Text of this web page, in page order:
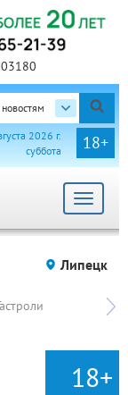
новостям
18+
2026 г.
суббота
Toggle
Липецк
18+